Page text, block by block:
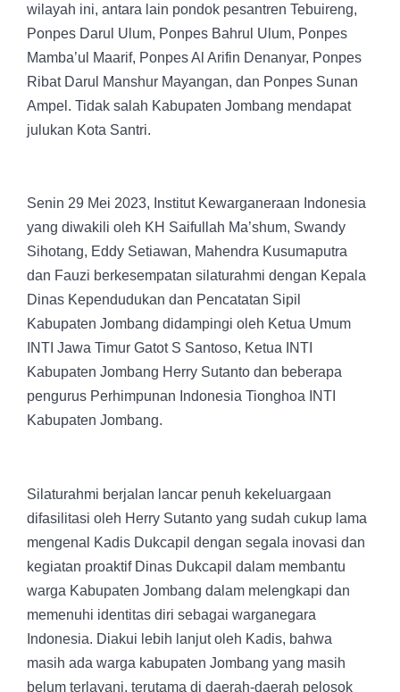
wilayah ini, antara lain pondok pesantren Tebuireng,
Ponpes Darul Ulum, Ponpes Bahrul Ulum, Ponpes
Mamba’ul Maarif, Ponpes Al Arifin Denanyar, Ponpes
Ribat Darul Manshur Mayangan, dan Ponpes Sunan
Ampel. Tidak salah Kabupaten Jombang mendapat
julukan Kota Santri.
Senin 29 Mei 2023, Institut Kewarganeraan Indonesia
yang diwakili oleh KH Saifullah Ma’shum, Swandy
Sihotang, Eddy Setiawan, Mahendra Kusumaputra
dan Fauzi berkesempatan silaturahmi dengan Kepala
Dinas Kependudukan dan Pencatatan Sipil
Kabupaten Jombang didampingi oleh Ketua Umum
INTI Jawa Timur Gatot S Santoso, Ketua INTI
Kabupaten Jombang Herry Sutanto dan beberapa
pengurus Perhimpunan Indonesia Tionghoa INTI
Kabupaten Jombang.
Silaturahmi berjalan lancar penuh kekeluargaan
difasilitasi oleh Herry Sutanto yang sudah cukup lama
mengenal Kadis Dukcapil dengan segala inovasi dan
kegiatan proaktif Dinas Dukcapil dalam membantu
warga Kabupaten Jombang dalam melengkapi dan
memenuhi identitas diri sebagai warganegara
Indonesia. Diakui lebih lanjut oleh Kadis, bahwa
masih ada warga kabupaten Jombang yang masih
belum terlayani, terutama di daerah-daerah pelosok